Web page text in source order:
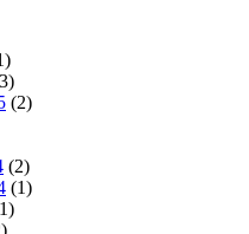
(2)
(2)
(1)